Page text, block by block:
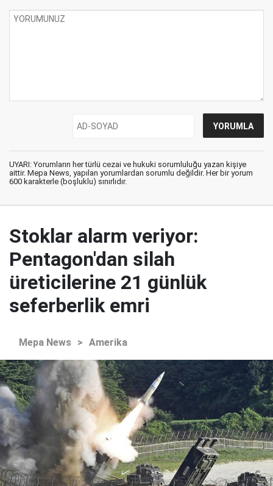
UYARI: Yorumların her türlü cezai ve hukuki sorumluluğu yazan kişiye
aittir. Mepa News, yapılan yorumlardan sorumlu değildir. Her bir yorum
600 karakterle (boşluklu) sınırlıdır.
Stoklar alarm veriyor:
Pentagon'dan silah
üreticilerine 21 günlük
seferberlik emri
Mepa News > Amerika